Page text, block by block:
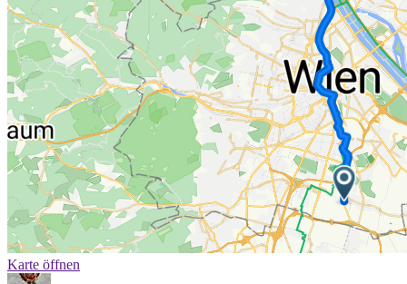
Karte öffnen